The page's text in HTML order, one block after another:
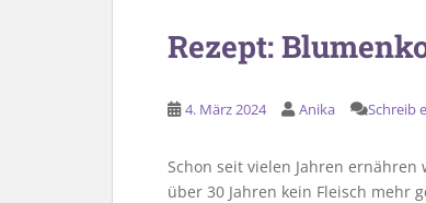
Rezept:
4. März 2024 Anika Schreib
Schon seit vielen Jahren
über 30 Jahren kein Fleisch mehr